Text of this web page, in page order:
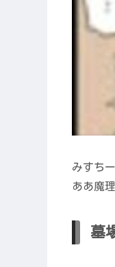
みすち
ああ魔
墓